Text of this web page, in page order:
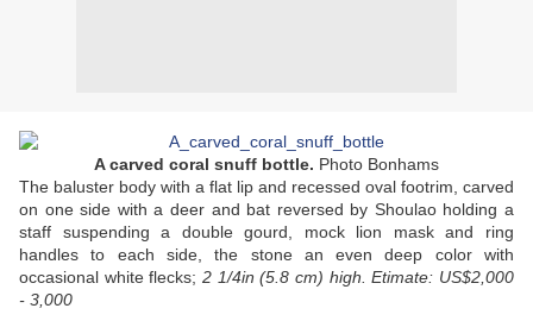
A carved coral snuff bottle. Photo Bonhams
The baluster body with a flat lip and recessed oval footrim, carved
on one side with a deer and bat reversed by Shoulao holding a
staff suspending a double gourd, mock lion mask and ring
handles to each side, the stone an even deep color with
occasional white flecks; 2 1/4in (5.8 cm) high. Etimate: US$2,000
- 3,000